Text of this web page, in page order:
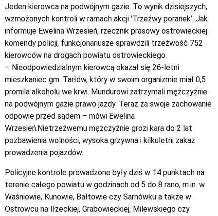
Jeden kierowca na podwójnym gazie. To wynik dzisiejszych,
wzmożonych kontroli w ramach akcji 'Trzeźwy poranek’. Jak
informuje Ewelina Wrzesień, rzecznik prasowy ostrowieckiej
komendy policji, funkcjonariusze sprawdzili trzeźwość 752
kierowców na drogach powiatu ostrowieckiego.
– Nieodpowiedzialnym kierowcą okazał się 26-letni
mieszkaniec gm. Tarłów, który w swoim organizmie miał 0,5
promila alkoholu we krwi. Mundurowi zatrzymali mężczyźnie
na podwójnym gazie prawo jazdy. Teraz za swoje zachowanie
odpowie przed sądem – mówi Ewelina
Wrzesień.Nietrzeźwemu mężczyźnie grozi kara do 2 lat
pozbawienia wolności, wysoka grzywna i kilkuletni zakaz
prowadzenia pojazdów.
Policyjne kontrole prowadzone były dziś w 14 punktach na
terenie całego powiatu w godzinach od 5 do 8 rano, m.in. w
Waśniowie, Kunowie, Bałtowie czy Sarnówku a także w
Ostrowcu na Iłżeckiej, Grabowieckiej, Milewskiego czy